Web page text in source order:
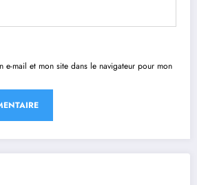
e-mail et mon site dans le navigateur pour mon